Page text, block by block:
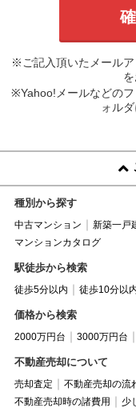
※ご記入頂いたメール
※Yahoo!メールなどの
ォル
種別から探す
中古マンション 新築一戸
マンションカタログ
駅徒歩から検索
徒歩5分以内 徒歩10分以
価格から検索
2000万円台 3000万円台
不動産売却について
売却査定 不動産売却の流
不動産売却時の諸費用
少